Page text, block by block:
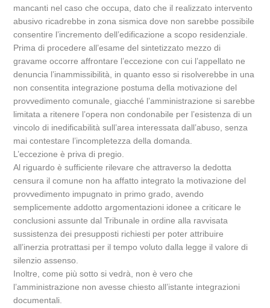
mancanti nel caso che occupa, dato che il realizzato intervento
abusivo ricadrebbe in zona sismica dove non sarebbe possibile
consentire l’incremento dell’edificazione a scopo residenziale.
Prima di procedere all’esame del sintetizzato mezzo di
gravame occorre affrontare l’eccezione con cui l’appellato ne
denuncia l’inammissibilità, in quanto esso si risolverebbe in una
non consentita integrazione postuma della motivazione del
provvedimento comunale, giacché l’amministrazione si sarebbe
limitata a ritenere l’opera non condonabile per l’esistenza di un
vincolo di inedificabilità sull’area interessata dall’abuso, senza
mai contestare l’incompletezza della domanda.
L’eccezione è priva di pregio.
Al riguardo è sufficiente rilevare che attraverso la dedotta
censura il comune non ha affatto integrato la motivazione del
provvedimento impugnato in primo grado, avendo
semplicemente addotto argomentazioni idonee a criticare le
conclusioni assunte dal Tribunale in ordine alla ravvisata
sussistenza dei presupposti richiesti per poter attribuire
all’inerzia protrattasi per il tempo voluto dalla legge il valore di
silenzio assenso.
Inoltre, come più sotto si vedrà, non è vero che
l’amministrazione non avesse chiesto all’istante integrazioni
documentali.